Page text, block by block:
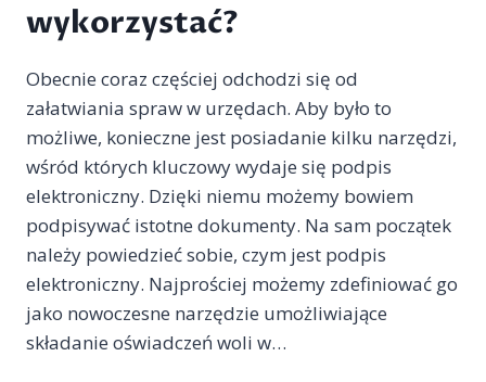
wykorzystać?
Obecnie coraz częściej odchodzi się od
załatwiania spraw w urzędach. Aby było to
możliwe, konieczne jest posiadanie kilku narzędzi,
wśród których kluczowy wydaje się podpis
elektroniczny. Dzięki niemu możemy bowiem
podpisywać istotne dokumenty. Na sam początek
należy powiedzieć sobie, czym jest podpis
elektroniczny. Najprościej możemy zdefiniować go
jako nowoczesne narzędzie umożliwiające
składanie oświadczeń woli w…